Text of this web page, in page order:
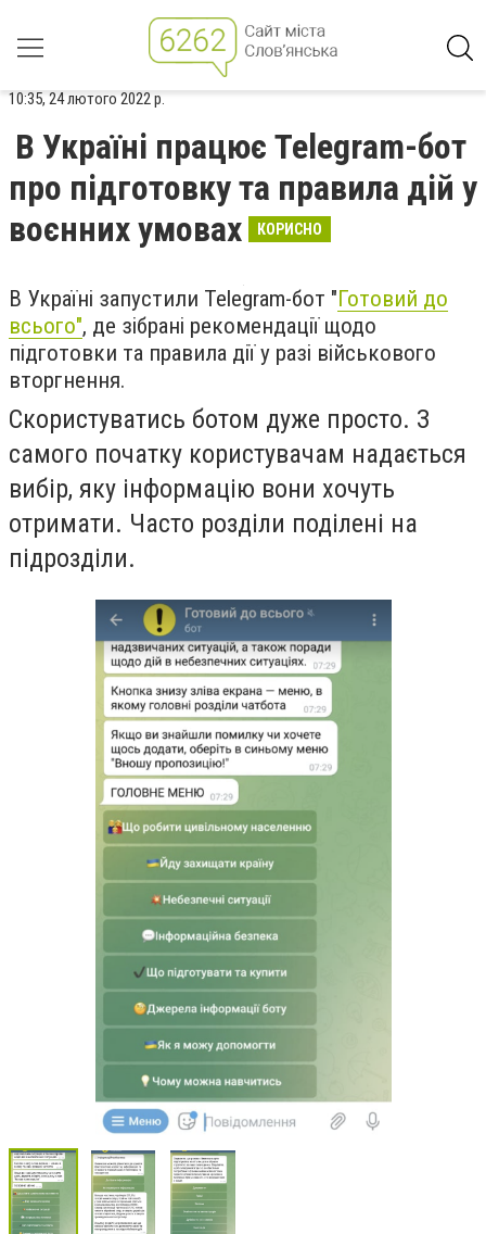
10:35, 24 лютого 2022 р.
В Україні працює Telegram-бот
про підготовку та правила дій у
воєнних умовах
КОРИСНО
В Україні запустили Telegram-бот "Готовий до
всього", де зібрані рекомендації щодо
підготовки та правила дії у разі військового
вторгнення.
Скористуватись ботом дуже просто. З
самого початку користувачам надається
вибір, яку інформацію вони хочуть
отримати. Часто розділи поділені на
підрозділи.